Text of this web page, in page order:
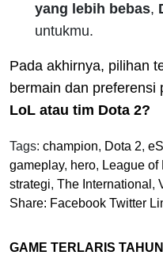
yang lebih bebas,
untukmu.
Pada akhirnya, pilihan
bermain dan preferensi
LoL atau tim Dota 2?
Tags: champion, Dota 2,
gameplay, hero, League of
strategi, The International ,
Share: Facebook Twitter
GAME TERLARIS